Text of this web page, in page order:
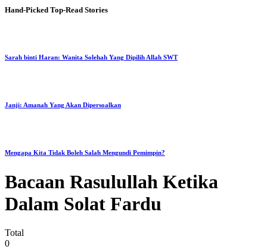
Hand-Picked Top-Read Stories
Sarah binti Haran: Wanita Solehah Yang Dipilih Allah SWT
Janji: Amanah Yang Akan Dipersoalkan
Mengapa Kita Tidak Boleh Salah Mengundi Pemimpin?
Bacaan Rasulullah Ketika
Dalam Solat Fardu
Total
0